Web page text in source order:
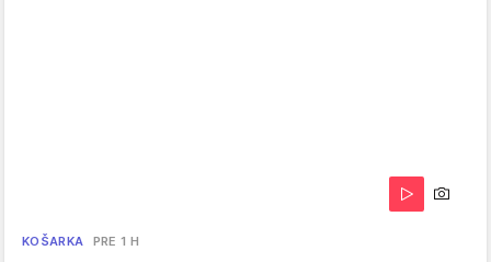
KOŠARKA PRE 1 H